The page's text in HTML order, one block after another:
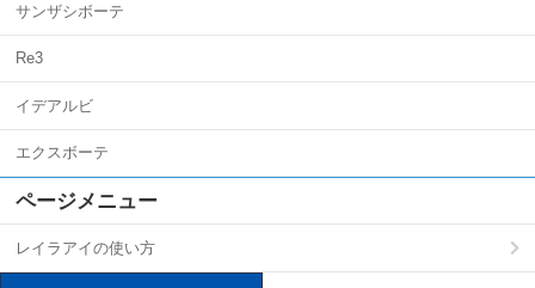
サンザシボーテ
Re3
イデアルビ
エクスボーテ
ページメニュー
レイラアイの使い方